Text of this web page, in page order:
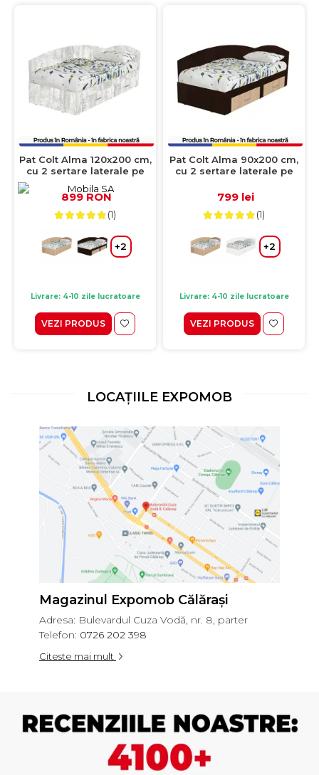
Pat Colt Alma 120x200 cm,
cu 2 sertare laterale pe
role, colt interschimbabil,
pin antichizat
899 RON
(1)
+2
Livrare: 4-10 zile lucratoare
VEZI PRODUS
Pat Colt Alma 90x200 cm,
cu 2 sertare laterale pe
sonoma inchis + sonoma
799 lei
(1)
+2
Livrare: 4-10 zile lucratoare
VEZI PRODUS
LOCAȚIILE EXPOMOB
Magazinul Expomob Călărași
Adresa: Bulevardul Cuza Vodă, nr. 8, parter
Telefon: 0726 202 398
Citeste mai mult